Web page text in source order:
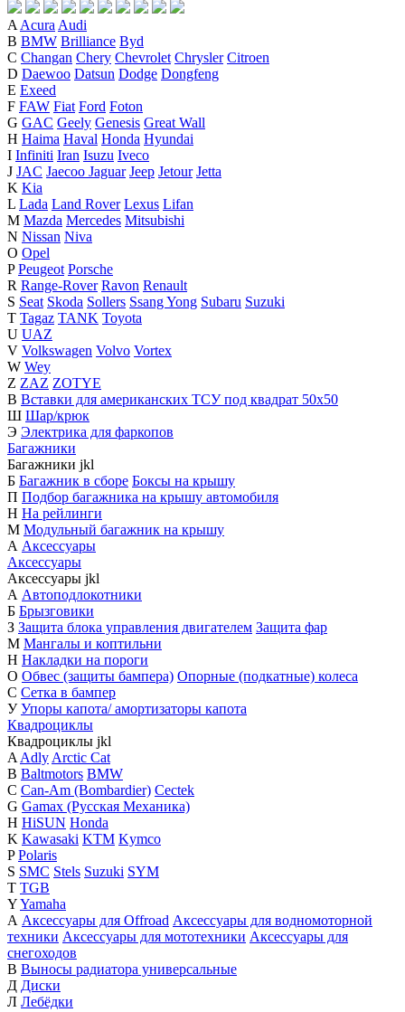
A Acura Audi
B BMW Brilliance Byd
C Changan Chery Chevrolet Chrysler Citroen
D Daewoo Datsun Dodge Dongfeng
E Exeed
F FAW Fiat Ford Foton
G GAC Geely Genesis Great Wall
H Haima Haval Honda Hyundai
I Infiniti Iran Isuzu Iveco
J JAC Jaecoo Jaguar Jeep Jetour Jetta
K Kia
L Lada Land Rover Lexus Lifan
M Mazda Mercedes Mitsubishi
N Nissan Niva
O Opel
P Peugeot Porsche
R Range-Rover Ravon Renault
S Seat Skoda Sollers Ssang Yong Subaru Suzuki
T Tagaz TANK Toyota
U UAZ
V Volkswagen Volvo Vortex
W Wey
Z ZAZ ZOTYE
В Вставки для американских ТСУ под квадрат 50х50
Ш Шар/крюк
Э Электрика для фаркопов
Багажники
Багажники jkl
Б Багажник в сборе Боксы на крышу
П Подбор багажника на крышу автомобиля
Н На рейлинги
М Модульный багажник на крышу
А Аксессуары
Аксессуары
Аксессуары jkl
А Автоподлокотники
Б Брызговики
З Защита блока управления двигателем Защита фар
М Мангалы и коптильни
Н Накладки на пороги
О Обвес (защиты бампера) Опорные (подкатные) колеса
С Сетка в бампер
У Упоры капота/ амортизаторы капота
Квадроциклы
Квадроциклы jkl
A Adly Arctic Cat
B Baltmotors BMW
C Can-Am (Bombardier) Cectek
G Gamax (Русская Механика)
H HiSUN Honda
K Kawasaki KTM Kymco
P Polaris
S SMC Stels Suzuki SYM
T TGB
YYamaha
А Аксессуары для Offroad Аксессуары для водномоторной
техники Аксессуары для мототехники Аксессуары для
снегоходов
В Выносы радиатора универсальные
Д Диски
Л Лебёдки